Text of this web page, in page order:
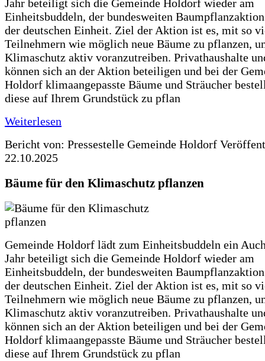
Jahr beteiligt sich die Gemeinde Holdorf wieder am
Einheitsbuddeln, der bundesweiten
der deutschen Einheit. Ziel der Aktion ist es, mit so
Teilnehmern wie möglich neue Bäume zu pflanzen,
Klimaschutz aktiv voranzutreiben. Privathaushalte
können sich an der Aktion beteiligen und bei der
Holdorf klimaangepasste Bäume und Sträucher
diese auf Ihrem Grundstück zu pflan
Weiterlesen
Bericht von: Pressestelle Gemeinde Holdorf
22.10.2025
Bäume für den Klimaschutz pflanzen
Gemeinde Holdorf lädt zum Einheitsbuddeln ein
Jahr beteiligt sich die Gemeinde Holdorf wieder am
Einheitsbuddeln, der bundesweiten
der deutschen Einheit. Ziel der Aktion ist es, mit so
Teilnehmern wie möglich neue Bäume zu pflanzen,
Klimaschutz aktiv voranzutreiben. Privathaushalte
können sich an der Aktion beteiligen und bei der
Holdorf klimaangepasste Bäume und Sträucher
diese auf Ihrem Grundstück zu pflan